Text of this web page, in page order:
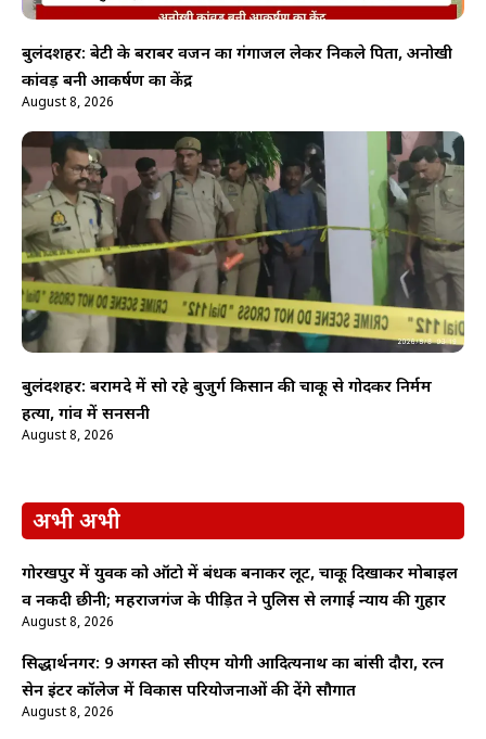
बुलंदशहर: बेटी के बराबर वजन का गंगाजल लेकर निकले पिता, अनोखी
कांवड़ बनी आकर्षण का केंद्र
August 8, 2026
बुलंदशहर: बरामदे में सो रहे बुजुर्ग किसान की चाकू से गोदकर निर्मम
हत्या, गांव में सनसनी
August 8, 2026
अभी अभी
गोरखपुर में युवक को ऑटो में बंधक बनाकर लूट, चाकू दिखाकर मोबाइल
व नकदी छीनी; महराजगंज के पीड़ित ने पुलिस से लगाई न्याय की गुहार
August 8, 2026
सिद्धार्थनगर: 9 अगस्त को सीएम योगी आदित्यनाथ का बांसी दौरा, रत्न
सेन इंटर कॉलेज में विकास परियोजनाओं की देंगे सौगात
August 8, 2026